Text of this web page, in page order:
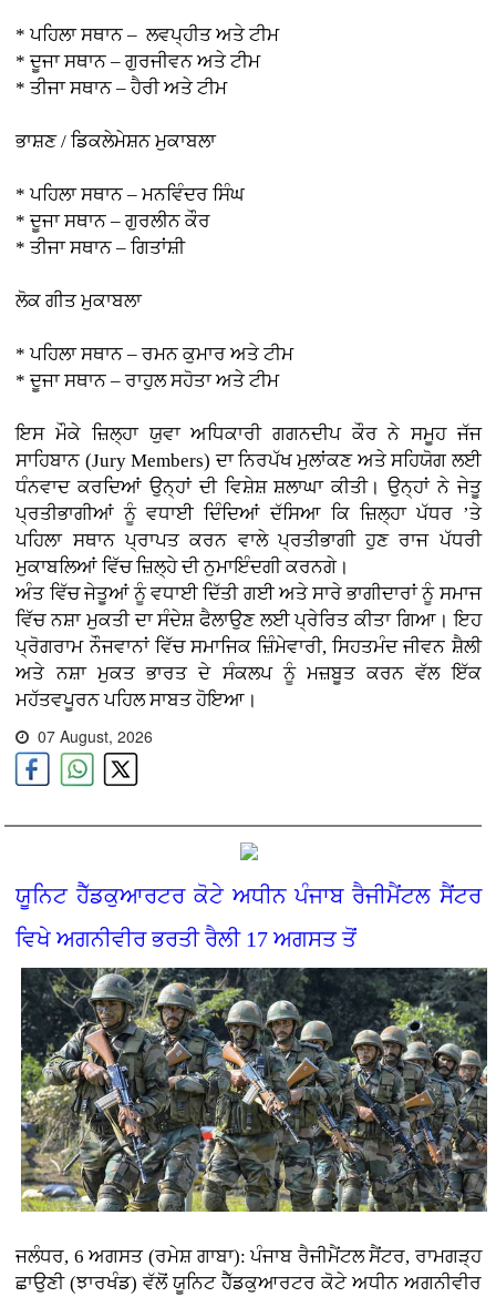
* ਪਹਿਲਾ ਸਥਾਨ – ਲਵਪ੍ਹੀਤ ਅਤੇ ਟੀਮ
* ਦੂਜਾ ਸਥਾਨ – ਗੁਰਜੀਵਨ ਅਤੇ ਟੀਮ
* ਤੀਜਾ ਸਥਾਨ – ਹੈਰੀ ਅਤੇ ਟੀਮ
ਭਾਸ਼ਣ / ਡਿਕਲੇਮੇਸ਼ਨ ਮੁਕਾਬਲਾ
* ਪਹਿਲਾ ਸਥਾਨ – ਮਨਵਿੰਦਰ ਸਿੰਘ
* ਦੂਜਾ ਸਥਾਨ – ਗੁਰਲੀਨ ਕੌਰ
* ਤੀਜਾ ਸਥਾਨ – ਗਿਤਾਂਸ਼ੀ
ਲੋਕ ਗੀਤ ਮੁਕਾਬਲਾ
* ਪਹਿਲਾ ਸਥਾਨ – ਰਮਨ ਕੁਮਾਰ ਅਤੇ ਟੀਮ
* ਦੂਜਾ ਸਥਾਨ – ਰਾਹੁਲ ਸਹੋਤਾ ਅਤੇ ਟੀਮ
ਇਸ ਮੌਕੇ ਜ਼ਿਲ੍ਹਾ ਯੁਵਾ ਅਧਿਕਾਰੀ ਗਗਨਦੀਪ ਕੌਰ ਨੇ ਸਮੂਹ ਜੱਜ
ਸਾਹਿਬਾਨ (Jury Members) ਦਾ ਨਿਰਪੱਖ ਮੁਲਾਂਕਣ ਅਤੇ ਸਹਿਯੋਗ ਲਈ
ਧੰਨਵਾਦ ਕਰਦਿਆਂ ਉਨ੍ਹਾਂ ਦੀ ਵਿਸ਼ੇਸ਼ ਸ਼ਲਾਘਾ ਕੀਤੀ। ਉਨ੍ਹਾਂ ਨੇ ਜੇਤੂ
ਪ੍ਰਤੀਭਾਗੀਆਂ ਨੂੰ ਵਧਾਈ ਦਿੰਦਿਆਂ ਦੱਸਿਆ ਕਿ ਜ਼ਿਲ੍ਹਾ ਪੱਧਰ ’ਤੇ
ਪਹਿਲਾ ਸਥਾਨ ਪ੍ਰਾਪਤ ਕਰਨ ਵਾਲੇ ਪ੍ਰਤੀਭਾਗੀ ਹੁਣ ਰਾਜ ਪੱਧਰੀ
ਮੁਕਾਬਲਿਆਂ ਵਿੱਚ ਜ਼ਿਲ੍ਹੇ ਦੀ ਨੁਮਾਇੰਦਗੀ ਕਰਨਗੇ।
ਅੰਤ ਵਿੱਚ ਜੇਤੂਆਂ ਨੂੰ ਵਧਾਈ ਦਿੱਤੀ ਗਈ ਅਤੇ ਸਾਰੇ ਭਾਗੀਦਾਰਾਂ ਨੂੰ ਸਮਾਜ
ਵਿੱਚ ਨਸ਼ਾ ਮੁਕਤੀ ਦਾ ਸੰਦੇਸ਼ ਫੈਲਾਉਣ ਲਈ ਪ੍ਰੇਰਿਤ ਕੀਤਾ ਗਿਆ। ਇਹ
ਪ੍ਰੋਗਰਾਮ ਨੌਜਵਾਨਾਂ ਵਿੱਚ ਸਮਾਜਿਕ ਜ਼ਿੰਮੇਵਾਰੀ, ਸਿਹਤਮੰਦ ਜੀਵਨ ਸ਼ੈਲੀ
ਅਤੇ ਨਸ਼ਾ ਮੁਕਤ ਭਾਰਤ ਦੇ ਸੰਕਲਪ ਨੂੰ ਮਜ਼ਬੂਤ ਕਰਨ ਵੱਲ ਇੱਕ
ਮਹੱਤਵਪੂਰਨ ਪਹਿਲ ਸਾਬਤ ਹੋਇਆ।
07 August, 2026
ਯੂਨਿਟ ਹੈੱਡਕੁਆਰਟਰ ਕੋਟੇ ਅਧੀਨ ਪੰਜਾਬ ਰੈਜੀਮੈਂਟਲ ਸੈਂਟਰ
ਵਿਖੇ ਅਗਨੀਵੀਰ ਭਰਤੀ ਰੈਲੀ 17 ਅਗਸਤ ਤੋਂ
ਜਲੰਧਰ, 6 ਅਗਸਤ (ਰਮੇਸ਼ ਗਾਬਾ): ਪੰਜਾਬ ਰੈਜੀਮੈਂਟਲ ਸੈਂਟਰ, ਰਾਮਗੜ੍ਹ
ਛਾਉਣੀ (ਝਾਰਖੰਡ) ਵੱਲੋਂ ਯੂਨਿਟ ਹੈੱਡਕੁਆਰਟਰ ਕੋਟੇ ਅਧੀਨ ਅਗਨੀਵੀਰ